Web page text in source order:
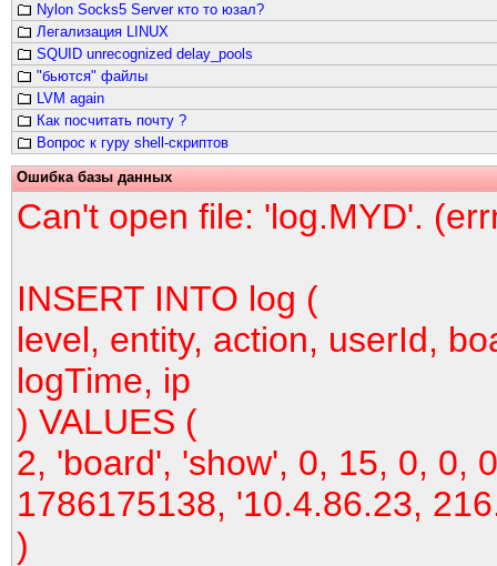
Nylon Socks5 Server кто то юзал?
Легализация LINUX
SQUID unrecognized delay_pools
"бьются" файлы
LVM again
Как посчитать почту ?
Вопрос к гуру shell-скриптов
Ошибка базы данных
Can't open file: 'log.MYD'.
INSERT INTO log (
level, entity, action, userId,
logTime, ip
) VALUES (
2, 'board', 'show', 0, 15, 0, 0,
1786175138, '10.4.86.23,
)